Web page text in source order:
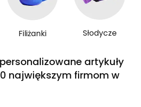
Filiżanki Słodycze
artykuły
największym firmom w